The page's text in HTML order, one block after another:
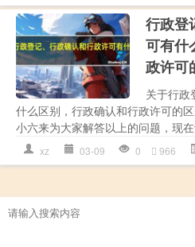
行政登
可有什
政许可
关于行政
什么区别，行政确认和行政许可的
小六来为大家解答以上的问题，现
xz 03-09 0 966